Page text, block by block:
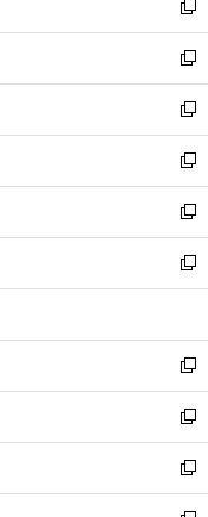
く
で
開
く
ド
ウ
で
開
く
ィ
ン
ド
ウ
で
開
く
い
ウ
ィ
ン
ド
ウ
で
開
く
新
し
い
ウ
ィ
ン
ド
ウ
で
開
く
新
し
い
ウ
ィ
ン
ド
ウ
で
開
新
し
い
ウ
ィ
ン
ド
ウ
開
く
新
し
い
ウ
ィ
ン
ウ
で
開
く
新
し
い
ウ
ン
ド
ウ
で
開
く
新
し
ウ
ィ
ン
ド
ウ
で
開
新
し
い
ウ
ィ
ン
新
し
い
ウ
新
し